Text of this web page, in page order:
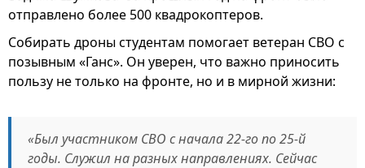
отправлено более 500 квадрокоптеров.
Собирать дроны студентам помогает ветеран СВО с
позывным «Ганс». Он уверен, что важно приносить
пользу не только на фронте, но и в мирной жизни:
«Был участником СВО с начала 22-го по 25-й
годы. Служил на разных направлениях. Сейчас